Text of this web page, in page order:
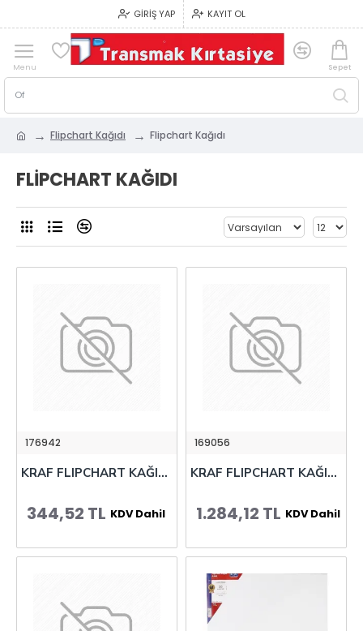
GIRIŞ YAP KAYIT OL
Flipchart Kağıdı Flipchart Kağıdı
FLIPCHART KAĞIDI
176942
KRAF FLIPCHART KAĞIDI RULO 64x90cm 25 YP 703G
344,52 TL KDV Dahil
169056
KRAF FLIPCHART KAĞIDI RULO 64x90cm 100 YP 702G
1.284,12 TL KDV Dahil